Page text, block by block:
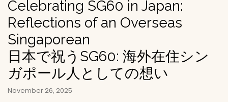
Celebrating SG60 in Japan:
Reflections of an Overseas
Singaporean
日本で祝うSG60: 海外在住シン
ガポール人としての想い
November 26, 2025